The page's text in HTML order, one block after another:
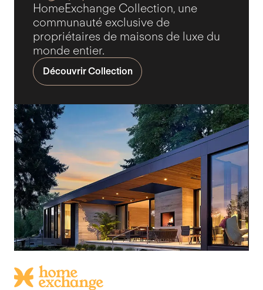
HomeExchange Collection, une
communauté exclusive de
propriétaires de maisons de luxe du
monde entier.
Découvrir Collection